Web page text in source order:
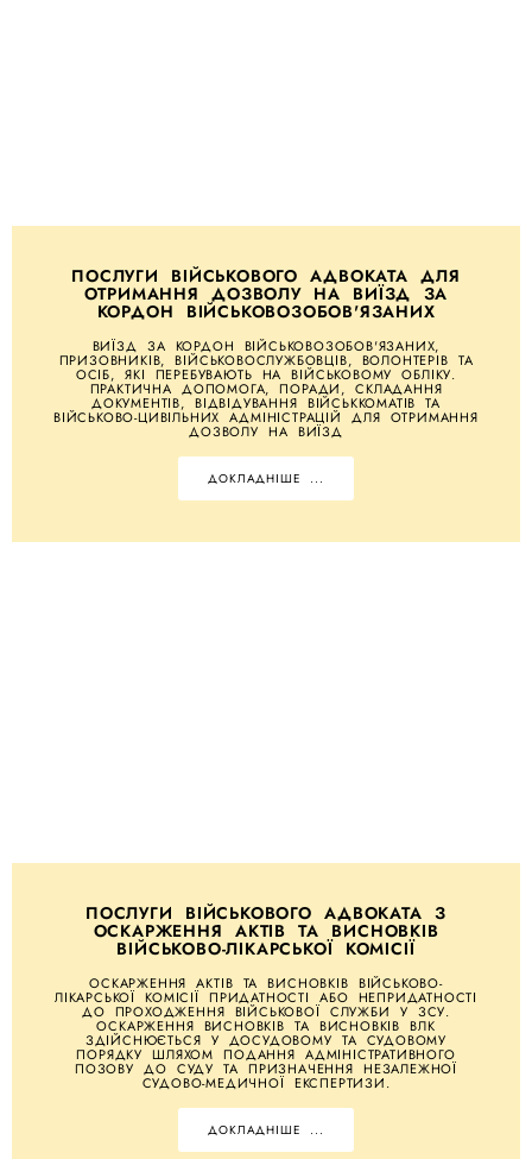
ПОСЛУГИ ВІЙСЬКОВОГО АДВОКАТА ДЛЯ
ОТРИМАННЯ ДОЗВОЛУ НА ВИЇЗД ЗА
КОРДОН ВІЙСЬКОВОЗОБОВ'ЯЗАНИХ
ВИЇЗД ЗА КОРДОН ВІЙСЬКОВОЗОБОВ'ЯЗАНИХ,
ПРИЗОВНИКІВ, ВІЙСЬКОВОСЛУЖБОВЦІВ, ВОЛОНТЕРІВ ТА
ОСІБ, ЯКІ ПЕРЕБУВАЮТЬ НА ВІЙСЬКОВОМУ ОБЛІКУ.
ПРАКТИЧНА ДОПОМОГА, ПОРАДИ, СКЛАДАННЯ
ДОКУМЕНТІВ, ВІДВІДУВАННЯ ВІЙСЬККОМАТІВ ТА
ВІЙСЬКОВО-ЦИВІЛЬНИХ АДМІНІСТРАЦІЙ ДЛЯ ОТРИМАННЯ
ДОЗВОЛУ НА ВИЇЗД
ДОКЛАДНІШЕ ...
ПОСЛУГИ ВІЙСЬКОВОГО АДВОКАТА З
ОСКАРЖЕННЯ АКТІВ ТА ВИСНОВКІВ
ВІЙСЬКОВО-ЛІКАРСЬКОЇ КОМІСІЇ
ОСКАРЖЕННЯ АКТІВ ТА ВИСНОВКІВ ВІЙСЬКОВО-
ЛІКАРСЬКОЇ КОМІСІЇ ПРИДАТНОСТІ АБО НЕПРИДАТНОСТІ
ДО ПРОХОДЖЕННЯ ВІЙСЬКОВОЇ СЛУЖБИ У ЗСУ.
ОСКАРЖЕННЯ ВИСНОВКІВ ТА ВИСНОВКІВ ВЛК
ЗДІЙСНЮЄТЬСЯ У ДОСУДОВОМУ ТА СУДОВОМУ
ПОРЯДКУ ШЛЯХОМ ПОДАННЯ АДМІНІСТРАТИВНОГО
ПОЗОВУ ДО СУДУ ТА ПРИЗНАЧЕННЯ НЕЗАЛЕЖНОЇ
СУДОВО-МЕДИЧНОЇ ЕКСПЕРТИЗИ.
ДОКЛАДНІШЕ ...